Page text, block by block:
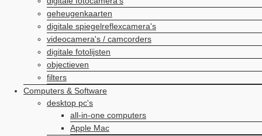
geheugenkaarten
digitale spiegelreflexcamera's
videocamera's / camcorders
digitale fotolijsten
objectieven
filters
Computers & Software
desktop pc's
all-in-one computers
Apple Mac